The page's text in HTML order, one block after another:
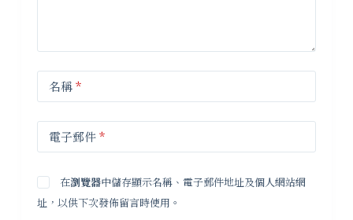
名稱*
電子郵件*
在瀏覽器中儲存顯示名稱、電子郵件地址及個人網站網
址，以供下次發佈留言時使用。